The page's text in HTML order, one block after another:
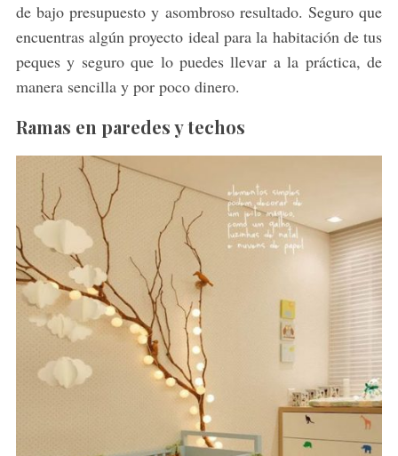
de bajo presupuesto y asombroso resultado. Seguro que
encuentras algún proyecto ideal para la habitación de tus
peques y seguro que lo puedes llevar a la práctica, de
manera sencilla y por poco dinero.
Ramas en paredes y techos